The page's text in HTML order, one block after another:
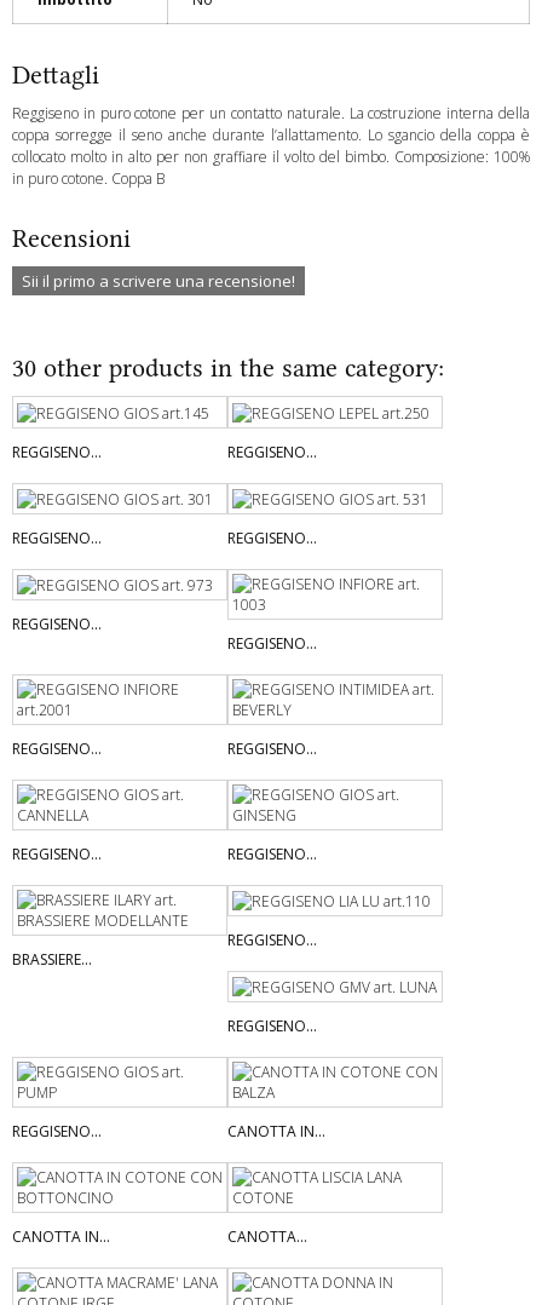
Dettagli
Reggiseno in puro cotone per un contatto naturale. La costruzione interna della
coppa sorregge il seno anche durante l’allattamento. Lo sgancio della coppa è
collocato molto in alto per non graffiare il volto del bimbo. Composizione: 100%
in puro cotone. Coppa B
Recensioni
Sii il primo a scrivere una recensione!
30 other products in the same category:
REGGISENO... REGGISENO...
REGGISENO... REGGISENO...
REGGISENO...
REGGISENO...
REGGISENO... REGGISENO...
REGGISENO... REGGISENO...
BRASSIERE...
REGGISENO...
REGGISENO...
REGGISENO... CANOTTA IN...
CANOTTA IN... CANOTTA...